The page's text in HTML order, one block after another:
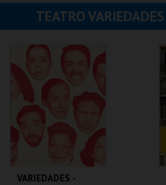
EVENTOS
CARTÕES
PRODUTOS
TEATRO VARIEDADES
VARIEDADES -